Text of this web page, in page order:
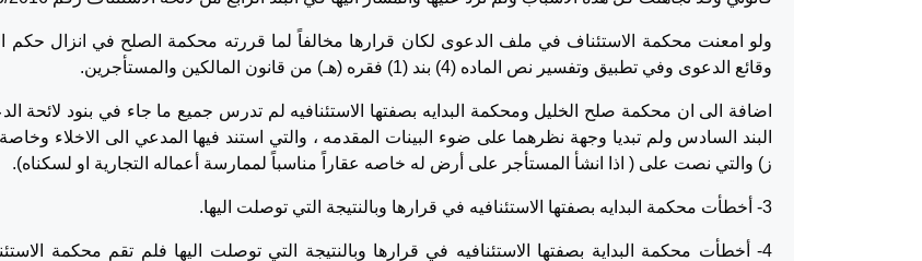
ولو امعنت محكمة الاستئناف في ملف الدعوى لكان قرارها مخالفاً لما قررته محكمة الصلح في انزال حكم
وقائع الدعوى وفي تطبيق وتفسير نص الماده (4) بند (1) فقره (هـ) من قانون المالكين والمستأجرين.
اضافة الى ان محكمة صلح الخليل ومحكمة البدايه بصفتها الاستئنافيه لم تدرس جميع ما جاء في بنود لائحة
ز) والتي نصت على ( اذا انشأ المستأجر على أرض له خاصه عقاراً مناسباً لممارسة أعماله التجارية او لسكناه).
3- أخطأت محكمة البدايه بصفتها الاستئنافيه في قرارها وبالنتيجة التي توصلت اليها.
4- أخطأت محكمة البداية بصفتها الاستئنافيه في قرارها وبالنتيجة التي توصلت اليها فلم تقم محكمة